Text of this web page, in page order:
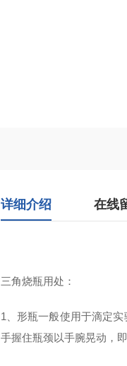
详细介绍 在线
三角烧瓶用处：
1、形瓶一般使用于滴定
手握住瓶颈以手腕晃动，